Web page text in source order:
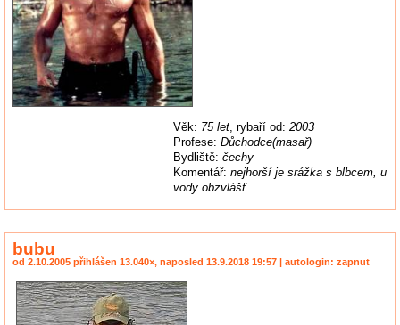
Věk: 75 let , rybaří od: 2003
Profese: Důchodce(masař)
Bydliště: čechy
Komentář: nejhorší je srážka s blbcem, u
vody obzvlášť
bubu
od 2.10.2005 přihlášen 13.040×, naposled 13.9.2018 19:57 | autologin: zapnut